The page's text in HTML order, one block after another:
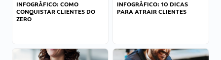
INFOGRÁFICO: COMO
CONQUISTAR CLIENTES DO
ZERO
INFOGRÁFICO: 10 DICAS
PARA ATRAIR CLIENTES